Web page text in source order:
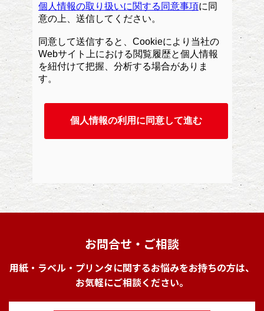
お問合せ・ご相談
用紙・ラベル・プリンタに関するお悩みをお持ちの方は、
お気軽にご相談ください。